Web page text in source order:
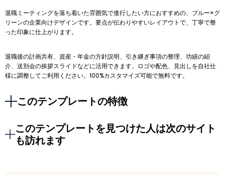
退職ミーティングを落ち着いた雰囲気で進行したい方におすすめの、ブルー×グ
リーンの企業向けデザインです。要点が伝わりやすいレイアウトで、丁寧で整
った印象に仕上がります。
退職後の計画共有、資産・年金の方針説明、引き継ぎ事項の整理、功績の紹
介、送別会の挨拶スライドなどに活用できます。ロゴや配色、見出しを自社仕
様に調整してご利用ください。100%カスタマイズ可能で無料です。
このテンプレートの特徴
このテンプレートを見つけた人は次のサイト
も訪れます